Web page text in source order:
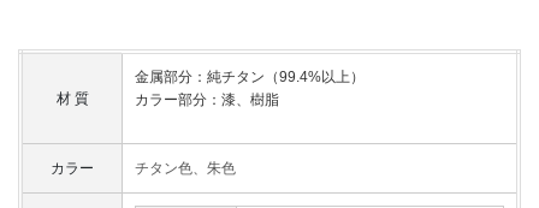
材 質
金属部分：純チタン（99.4%以上）
カラー部分：漆、樹脂
カラー チタン色、朱色